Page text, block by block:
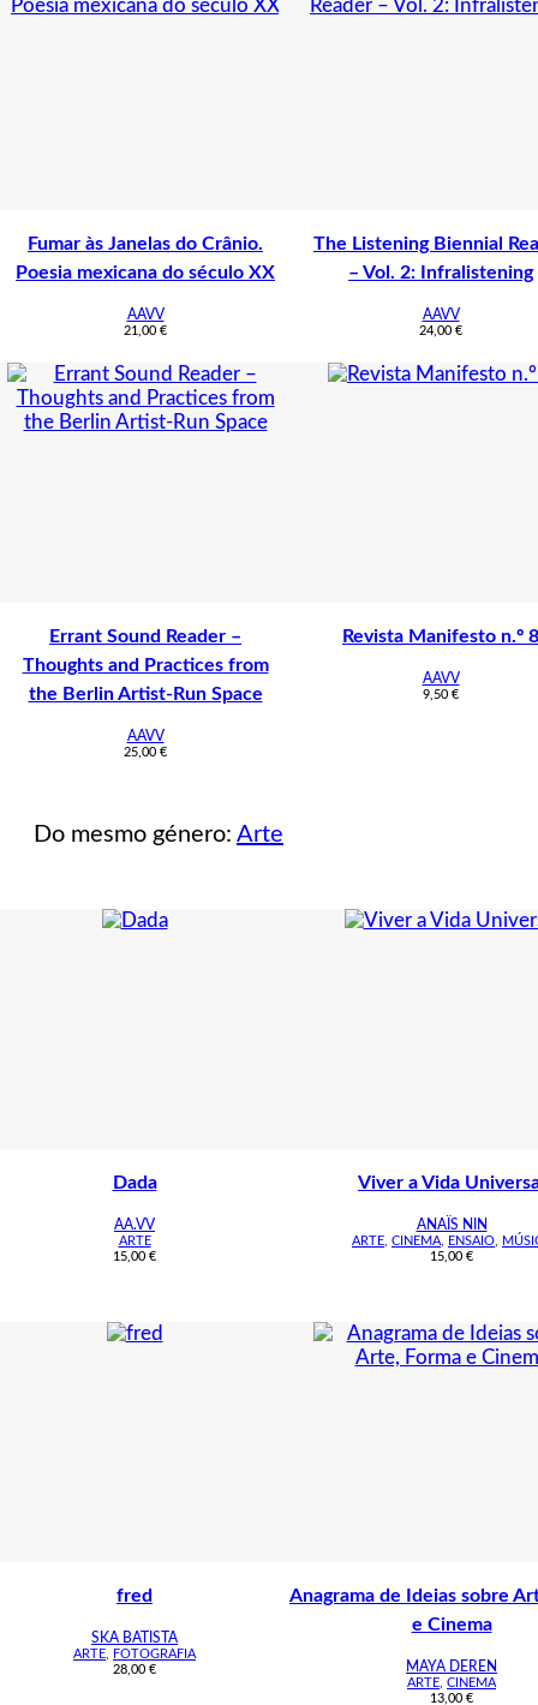
Fumar às Janelas do Crânio.
Poesia mexicana do século XX
AAVV
21,00 €
The Listening Biennial
– Vol. 2: Infralistening
AAVV
24,00 €
Errant Sound Reader –
Thoughts and Practices from
the Berlin Artist-Run Space
AAVV
25,00 €
Revista Manifesto n.º 8
AAVV
9,50 €
Do mesmo género: Arte
Dada
AA.VV
ARTE
15,00 €
Viver a Vida
ANAÏS NIN
ARTE CINEMA ENSAIO
15,00 €
fred
SKA BATISTA
ARTE
FOTOGRAFIA
28,00 €
Anagrama de Ideias sobre
e Cinema
MAYA DEREN
ARTE CINEMA
13,00 €